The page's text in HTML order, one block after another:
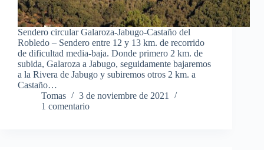
Sendero circular Galaroza-Jabugo-Castaño del
Robledo – Sendero entre 12 y 13 km. de recorrido
de dificultad media-baja. Donde primero 2 km. de
subida, Galaroza a Jabugo, seguidamente bajaremos
a la Rivera de Jabugo y subiremos otros 2 km. a
Castaño…
Tomas
3 de noviembre de 2021
1 comentario